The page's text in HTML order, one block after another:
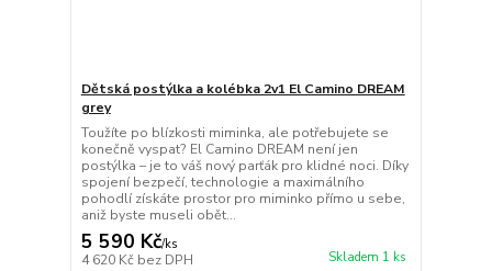
Dětská postýlka a kolébka 2v1 El Camino DREAM
grey
Toužíte po blízkosti miminka, ale potřebujete se
konečně vyspat? El Camino DREAM není jen
postýlka – je to váš nový parťák pro klidné noci. Díky
spojení bezpečí, technologie a maximálního
pohodlí získáte prostor pro miminko přímo u sebe,
aniž byste museli obět...
5 590 Kč/ks
4 620 Kč bez DPH Skladem 1 ks